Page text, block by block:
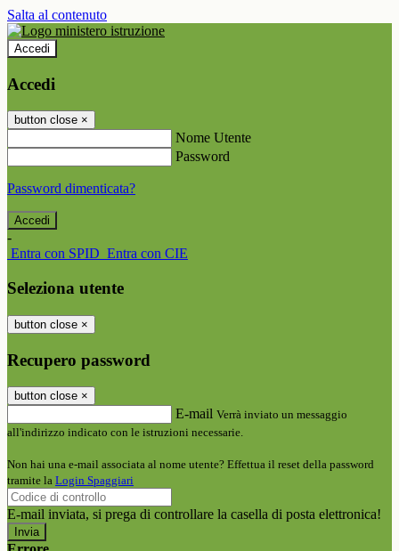
Salta al contenuto
Accedi
Accedi
button close ×
Nome Utente
Password
Password dimenticata?
-
Entra con SPID Entra con CIE
Seleziona utente
button close ×
Recupero password
button close ×
E-mail Verrà inviato un messaggio
all'indirizzo indicato con le istruzioni necessarie.
Non hai una e-mail associata al nome utente? Effettua il reset della password
tramite la Login Spaggiari
E-mail inviata, si prega di controllare la casella di posta elettronica!